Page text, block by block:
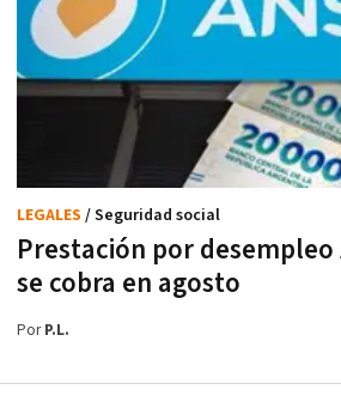
Prestación por desempleo
se cobra en agosto
LEGALES / Seguridad social
PorP.L.